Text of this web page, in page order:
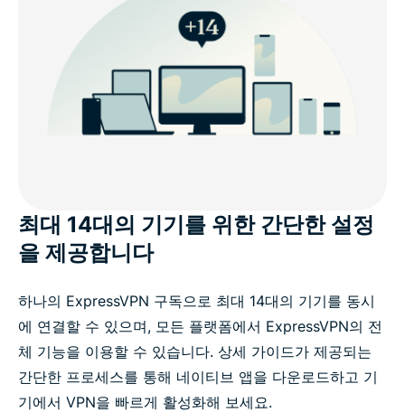
최대 14대의 기기를 위한 간단한 설정
을 제공합니다
하나의 ExpressVPN 구독으로 최대 14대의 기기를 동시
에 연결할 수 있으며, 모든 플랫폼에서 ExpressVPN의 전
체 기능을 이용할 수 있습니다. 상세 가이드가 제공되는
간단한 프로세스를 통해 네이티브 앱을 다운로드하고 기
기에서 VPN을 빠르게 활성화해 보세요.